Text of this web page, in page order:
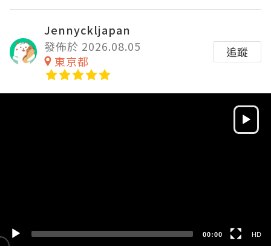
Jennyckljapan
發佈於 2026.08.05
東京都
追蹤
00:00 HD